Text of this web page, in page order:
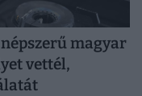
magyar
vettél,